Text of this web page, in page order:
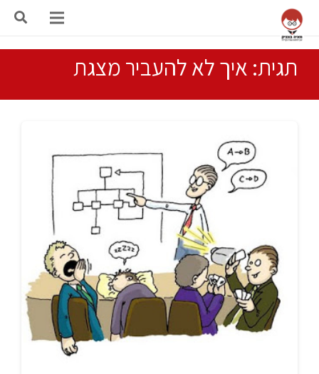
תגית: איך לא להעביר מצגת